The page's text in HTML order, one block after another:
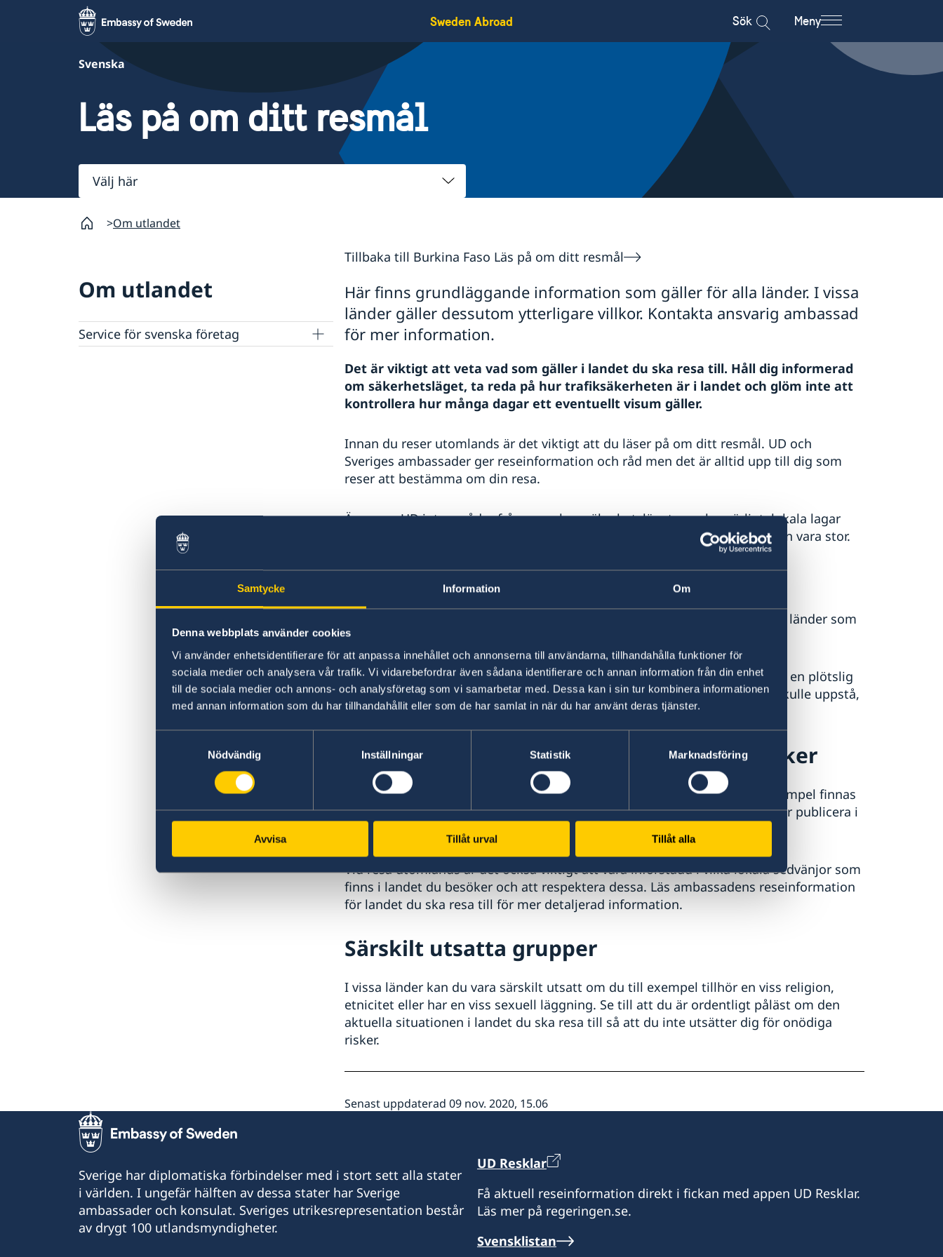
Samtycke Information Om
Denna webbplats använder cookies
Vi använder enhetsidentifierare för att anpassa innehållet och annonserna till användarna, tillhandahålla funktioner för
sociala medier och analysera vår trafik. Vi vidarebefordrar även sådana identifierare och annan information från din enhet
till de sociala medier och annons- och analysföretag som vi samarbetar med. Dessa kan i sin tur kombinera informationen
med annan information som du har tillhandahållit eller som de har samlat in när du har använt deras tjänster.
Nödvändig
Inställningar Statistik Marknadsföring
Avvisa Tillåt urval Tillåt alla
Sweden Abroad Sök Meny
Svenska
Läs på om ditt resmål
Välj
här
Om utlandet
Om utlandet
Service för svenska företag
Tillbaka till Burkina Faso Läs på om ditt resmål
Här finns grundläggande information som gäller för alla länder. I vissa
länder gäller dessutom ytterligare villkor. Kontakta ansvarig ambassad
för mer information.
Det är viktigt att veta vad som gäller i landet du ska resa till. Håll dig informerad
om säkerhetsläget, ta reda på hur trafiksäkerheten är i landet och glöm inte att
kontrollera hur många dagar ett eventuellt visum gäller.
Innan du reser utomlands är det viktigt att du läser på om ditt resmål. UD och
Sveriges ambassader ger reseinformation och råd men det är alltid upp till dig som
reser att bestämma om din resa.
Även om UD inte avråder från resor kan säkerhetsläget vara besvärligt, lokala lagar
och seder kan skilja sig från de svenska och risken för naturkatastrofer kan vara stor.
Reseinformation för olika länder
Här på Sweden Abroad ger Sveriges ambassader reseinformation för olika länder som
riktar sig till svenska resenärer:
Ambassaderna uppdaterar kontinuerligt sin reseinformation. Om det sker en plötslig
händelse som påverkar dig som resenär eller om en större krissituation skulle uppstå,
uppdaterar ambassaden sin reseinformation löpande.
Kolla upp relevanta lagar i landet du besöker
Du omfattas alltid av lagen som gäller i landet du besöker. Det kan till exempel finnas
lagar och regler för var du får fotografera, hur du bör vara klädd, vad du får publicera i
Vid resa utomlands är det också viktigt att vara införstådd i vilka lokala sedvänjor som
finns i landet du besöker och att respektera dessa. Läs ambassadens reseinformation
för landet du ska resa till för mer detaljerad information.
Särskilt utsatta grupper
I vissa länder kan du vara särskilt utsatt om du till exempel tillhör en viss religion,
etnicitet eller har en viss sexuell läggning. Se till att du är ordentligt påläst om den
aktuella situationen i landet du ska resa till så att du inte utsätter dig för onödiga
risker.
Senast uppdaterad 09 nov. 2020, 15.06
Sverige har diplomatiska förbindelser med i stort sett alla stater
i världen. I ungefär hälften av dessa stater har Sverige
ambassader och konsulat. Sveriges utrikesrepresentation består
av drygt 100 utlandsmyndigheter.
UD Resklar
Få aktuell reseinformation direkt i fickan med appen UD Resklar.
Läs mer på regeringen.se.
Svensklistan